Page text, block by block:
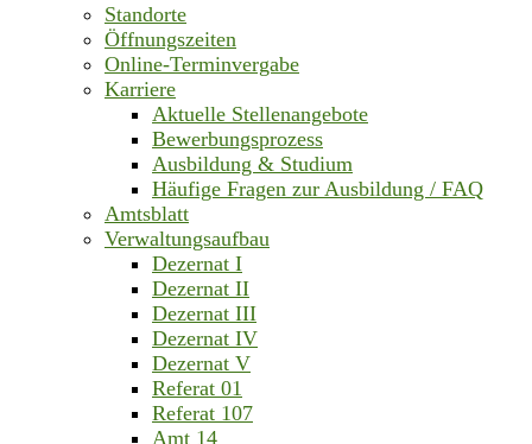
Standorte
Öffnungszeiten
Online-Terminvergabe
Karriere
Aktuelle Stellenangebote
Bewerbungsprozess
Ausbildung & Studium
Häufige Fragen zur Ausbildung / FAQ
Amtsblatt
Verwaltungsaufbau
Dezernat I
Dezernat II
Dezernat III
Dezernat IV
Dezernat V
Referat 01
Referat 107
Amt 14